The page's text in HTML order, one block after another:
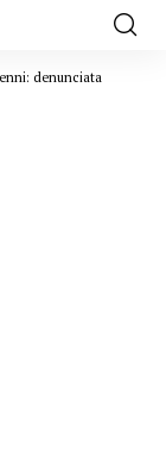
denunciata